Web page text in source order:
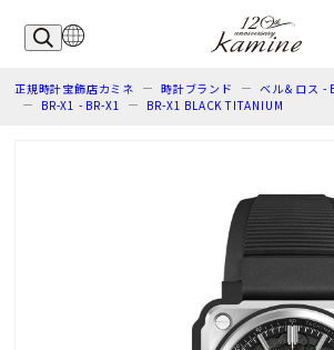
正規時計宝飾店カミネ 時計ブランド ベル＆ロス -
BR-X1 - BR-X1
BR-X1 BLACK TITANIUM